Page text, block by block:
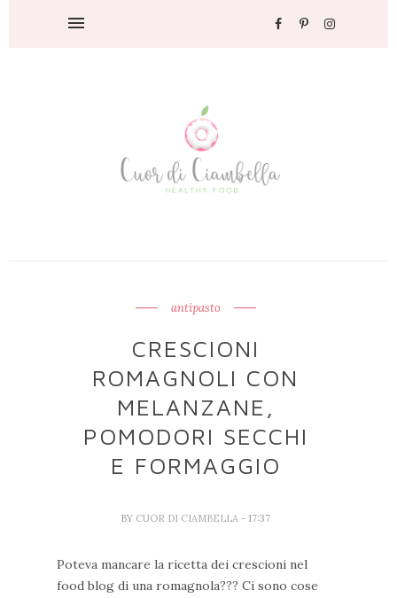
antipasto
CRESCIONI
ROMAGNOLI CON
MELANZANE,
POMODORI SECCHI
E FORMAGGIO
BY CUOR DI CIAMBELLA - 17:37
Poteva mancare la ricetta dei crescioni nel
food blog di una romagnola??? Ci sono cose